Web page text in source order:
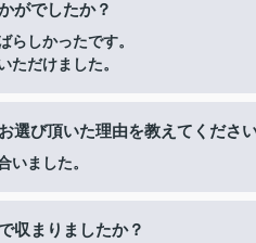
がでしたか？
らしかったです。
ただけました。
選び頂いた理由を教えてください
いました。
収まりましたか？